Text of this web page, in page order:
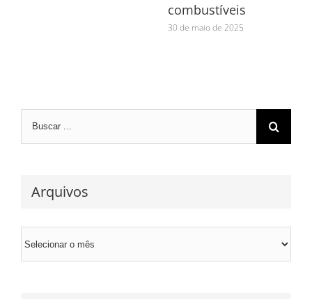
combustíveis
30 de maio de 2025
Search
for:
Arquivos
Arquivos